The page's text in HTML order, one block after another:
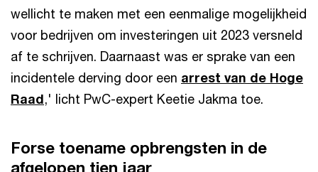
wellicht te maken met een eenmalige mogelijkheid
voor bedrijven om investeringen uit 2023 versneld
af te schrijven. Daarnaast was er sprake van een
incidentele derving door een arrest van de Hoge
Raad,' licht PwC-expert Keetie Jakma toe.
Forse toename opbrengsten in de
afgelopen tien jaar